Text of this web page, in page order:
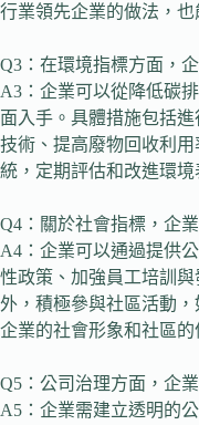
行業領先企業的做法，也
Q3：在環境指標方面，
A3：企業可以從降低碳
面入手。具體措施包括
技術、提高廢物回收利
統，定期評估和改進環境
Q4：關於社會指標，企
A4：企業可以通過提供
性政策、加強員工培訓
外，積極參與社區活動
企業的社會形象和社區的
Q5：公司治理方面，企
A5：企業需建立透明的